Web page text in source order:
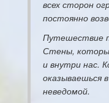
всех сторон
постоянно
Путешествие
Стены,
и внутри нас.
оказываешься
неведомой.